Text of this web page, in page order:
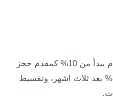
يمكنك دفع مقدم يبدأ من 10% كمقدم حجز
من إجمالي سعر الوحدة ثم 5% بعد ثلاث اشهر، وتقسيط